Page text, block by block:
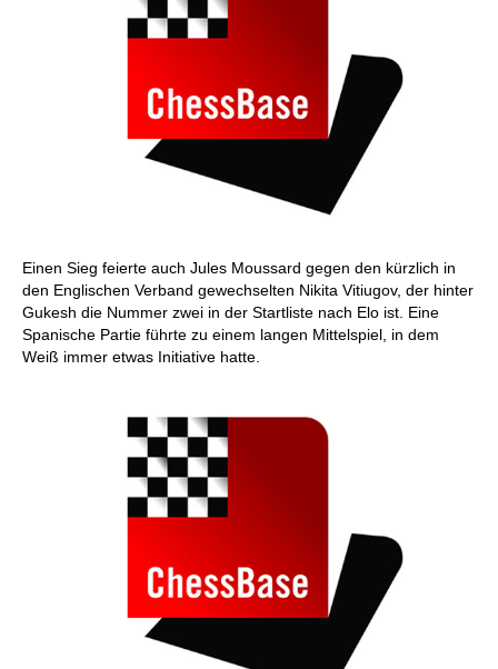
Einen Sieg feierte auch Jules Moussard gegen den kürzlich in
den Englischen Verband gewechselten Nikita Vitiugov, der hinter
Gukesh die Nummer zwei in der Startliste nach Elo ist. Eine
Spanische Partie führte zu einem langen Mittelspiel, in dem
Weiß immer etwas Initiative hatte.